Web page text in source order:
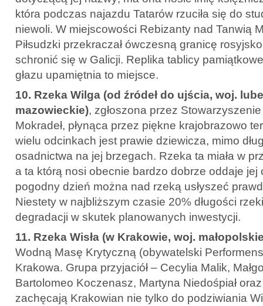
która podczas najazdu Tatarów rzuciła się do
niewoli. W miejscowości Rebizanty nad Tanwią
Piłsudzki przekraczał ówczesną granicę
schronić się w Galicji. Replika tablicy
głazu upamiętnia to miejsce.
10. Rzeka Wilga (od źródeł do ujścia, woj.
mazowieckie), zgłoszona przez
Mokradeł, płynąca przez piękne krajobrazowo
wielu odcinkach jest prawie dziewicza, mimo
osadnictwa na jej brzegach. Rzeka ta miała w
a ta którą nosi obecnie bardzo dobrze oddaje jej
pogodny dzień można nad rzeką usłyszeć
Niestety w najbliższym czasie 20% długości
degradacji w skutek planowanych inwestycji.
11. Rzeka Wisła (w Krakowie, woj.
Wodną Masę Krytyczną (obywatelski
Krakowa. Grupa przyjaciół – Cecylia Malik,
Bartolomeo Koczenasz, Martyna Niedośpiał
zachęcają Krakowian nie tylko do podziwiania